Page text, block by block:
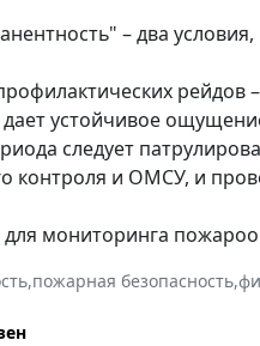
– два
устойчивое
следует
контроля и ОМСУ, и
для мониторинга
,пожарная безопасность,